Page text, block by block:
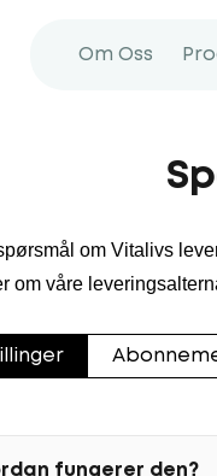
Om Oss
om Vitalivs
om våre
fungerer den?